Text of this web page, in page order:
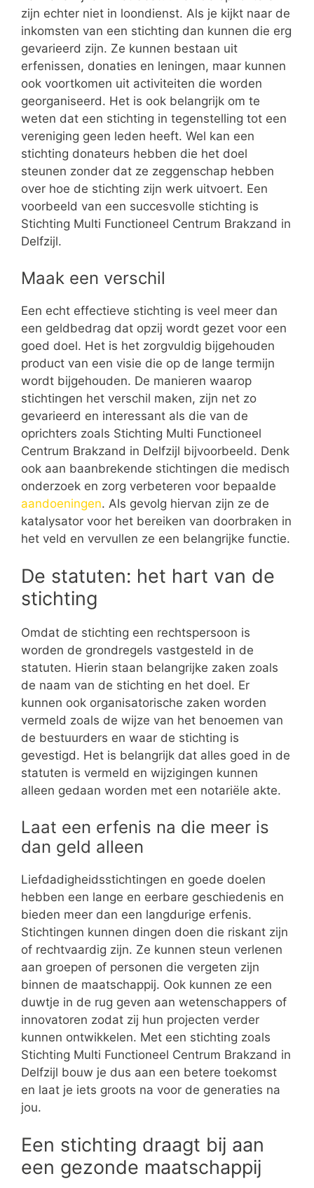
zijn echter niet in loondienst. Als je kijkt naar de
inkomsten van een stichting dan kunnen die erg
gevarieerd zijn. Ze kunnen bestaan uit
erfenissen, donaties en leningen, maar kunnen
ook voortkomen uit activiteiten die worden
georganiseerd. Het is ook belangrijk om te
weten dat een stichting in tegenstelling tot een
vereniging geen leden heeft. Wel kan een
stichting donateurs hebben die het doel
steunen zonder dat ze zeggenschap hebben
over hoe de stichting zijn werk uitvoert. Een
voorbeeld van een succesvolle stichting is
Stichting Multi Functioneel Centrum Brakzand in
Delfzijl.
Maak een verschil
Een echt effectieve stichting is veel meer dan
een geldbedrag dat opzij wordt gezet voor een
goed doel. Het is het zorgvuldig bijgehouden
product van een visie die op de lange termijn
wordt bijgehouden. De manieren waarop
stichtingen het verschil maken, zijn net zo
gevarieerd en interessant als die van de
oprichters zoals Stichting Multi Functioneel
Centrum Brakzand in Delfzijl bijvoorbeeld. Denk
ook aan baanbrekende stichtingen die medisch
onderzoek en zorg verbeteren voor bepaalde
aandoeningen. Als gevolg hiervan zijn ze de
katalysator voor het bereiken van doorbraken in
het veld en vervullen ze een belangrijke functie.
De statuten: het hart van de
stichting
Omdat de stichting een rechtspersoon is
worden de grondregels vastgesteld in de
statuten. Hierin staan belangrijke zaken zoals
de naam van de stichting en het doel. Er
kunnen ook organisatorische zaken worden
vermeld zoals de wijze van het benoemen van
de bestuurders en waar de stichting is
gevestigd. Het is belangrijk dat alles goed in de
statuten is vermeld en wijzigingen kunnen
alleen gedaan worden met een notariële akte.
Laat een erfenis na die meer is
dan geld alleen
Liefdadigheidsstichtingen en goede doelen
hebben een lange en eerbare geschiedenis en
bieden meer dan een langdurige erfenis.
Stichtingen kunnen dingen doen die riskant zijn
of rechtvaardig zijn. Ze kunnen steun verlenen
aan groepen of personen die vergeten zijn
binnen de maatschappij. Ook kunnen ze een
duwtje in de rug geven aan wetenschappers of
innovatoren zodat zij hun projecten verder
kunnen ontwikkelen. Met een stichting zoals
Stichting Multi Functioneel Centrum Brakzand in
Delfzijl bouw je dus aan een betere toekomst
en laat je iets groots na voor de generaties na
jou.
Een stichting draagt bij aan
een gezonde maatschappij